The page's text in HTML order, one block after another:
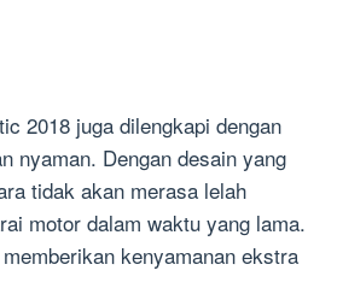
2018 juga dilengkapi dengan
nyaman. Dengan desain yang
tidak akan merasa lelah
motor dalam waktu yang lama.
kenyamanan ekstra